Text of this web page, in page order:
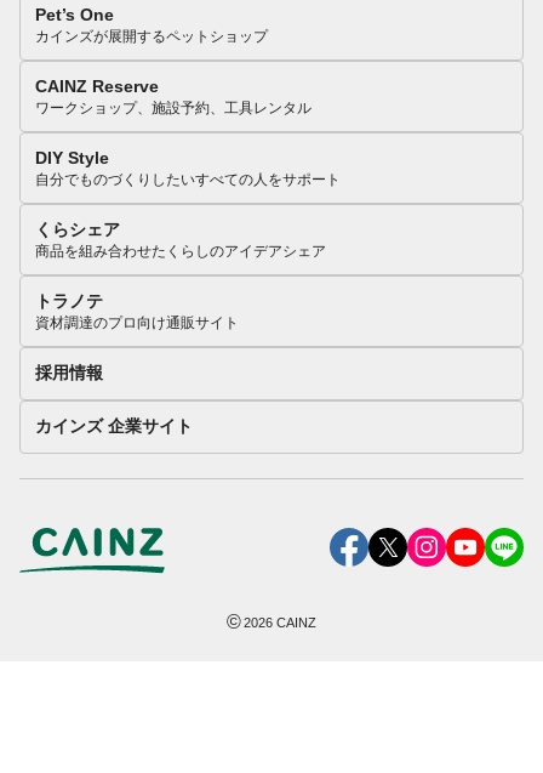
Pet’s One
カインズが展開するペットショップ
CAINZ Reserve
ワークショップ、施設予約、工具レンタル
DIY Style
自分でものづくりしたいすべての人をサポート
くらシェア
商品を組み合わせたくらしのアイデアシェア
トラノテ
資材調達のプロ向け通販サイト
採用情報
カインズ 企業サイト
©2026 CAINZ